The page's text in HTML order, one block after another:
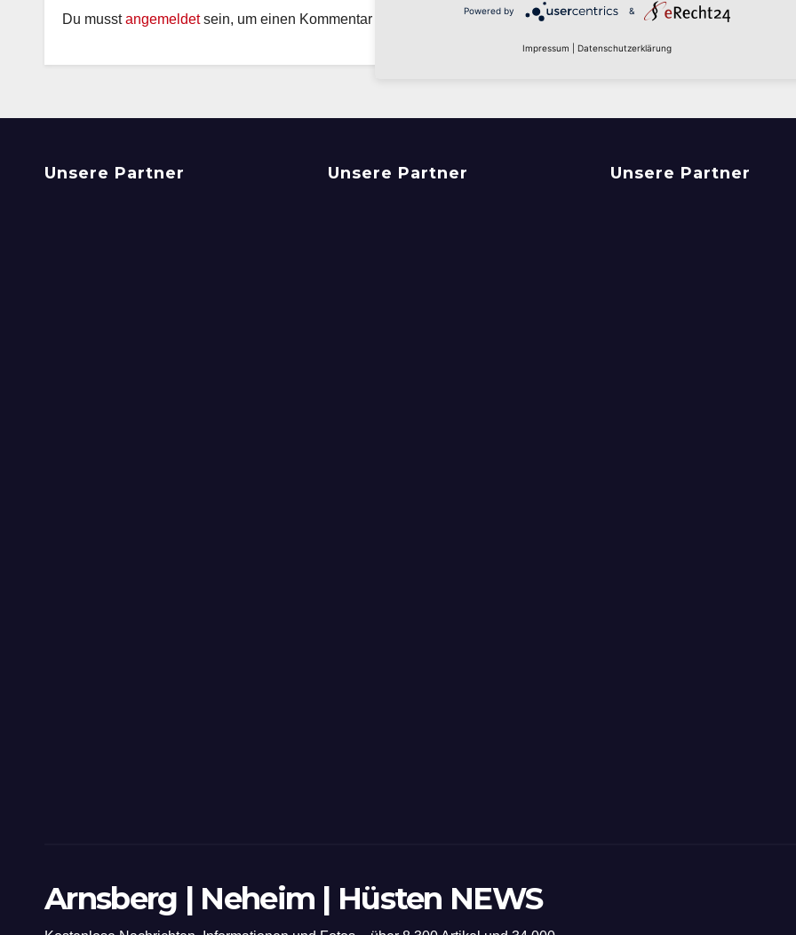
Du musstangemeldetsein, um einen Kommentar abzugeben.
Unsere Partner Unsere Partner Unsere Partner
Arnsberg | Neheim | Hüsten NEWS
Powered by &
Impressum Datenschutzerklärung